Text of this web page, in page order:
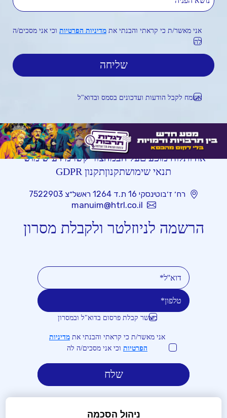
אני מאשר/ת כי קראתי והבנתי את מדיניות הפרטיות וכי אני מסכים/ה
לה
אשמח לקבל הודעות ועדכונים בסמס ובדוא"ל
אודותלוח מופעיםעל הבמהצור קשרמידע שימושי
תנאי שימושתקנוןתקנון GDPR
רח׳ ז׳בוטינסקי 16 ת.ד 1264 ראשל״צ 7522903
manuim@htrl.co.il
הרשמה לניוזלטר ולקבלת מסרון
מאשר קבלת פרסום בדוא"ל ובמסרון
אני מאשר/ת כי קראתי והבנתי את מדיניות
הפרטיות וכי אני מסכים/ה לה
ניהול הסכמה